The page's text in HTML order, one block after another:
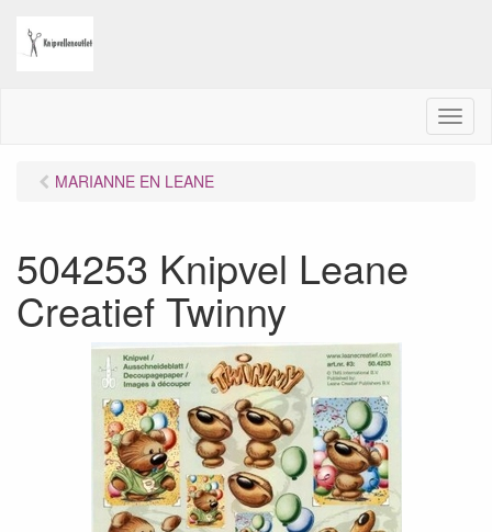
M
e
MARIANNE EN LEANE
504253 Knipvel Leane
Creatief Twinny